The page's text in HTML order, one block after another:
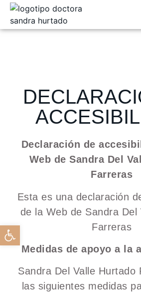
Declaración de
Web de Sandra Del
Farreras
Esta es una declaración
de la Web de Sandra Del
Farreras
Medidas de apoyo a la
Sandra Del Valle Hurtado
las siguientes medidas
Abrir barra de